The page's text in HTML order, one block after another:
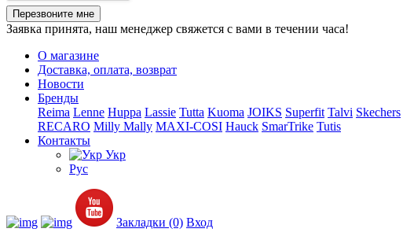
Перезвоните мне
Заявка принята, наш менеджер свяжется с вами в течении часа!
О магазине
Доставка, оплата, возврат
Новости
Бренды
Reima Lenne Huppa Lassie Tutta Kuoma JOIKS Superfit Talvi Skechers
RECARO Milly Mally MAXI-COSI Hauck SmarTrike Tutis
Контакты
Укр
Рус
Закладки (0) Вход